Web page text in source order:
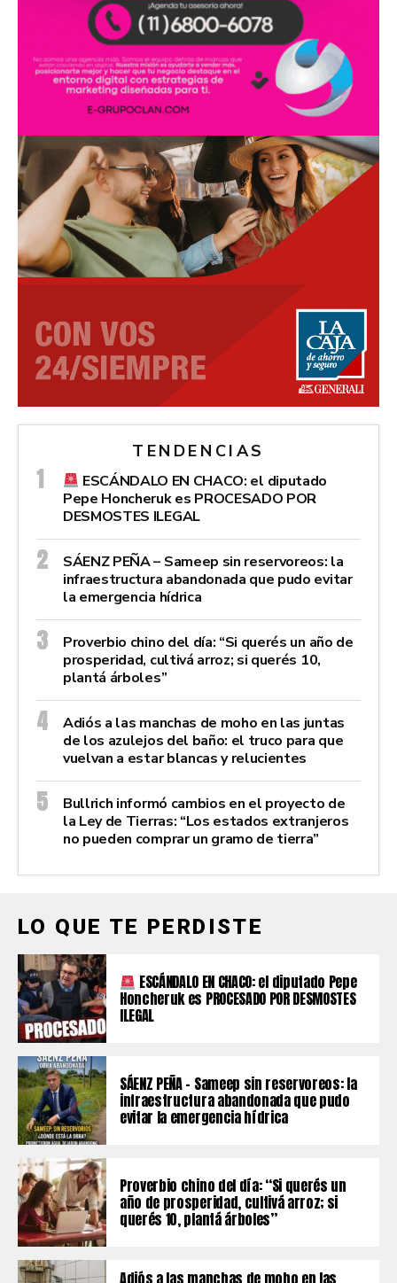
TENDENCIAS
ESCÁNDALO EN CHACO: el diputado
Pepe Honcheruk es PROCESADO POR
DESMOSTES ILEGAL
SÁENZ PEÑA – Sameep sin reservoreos: la
infraestructura abandonada que pudo evitar
la emergencia hídrica
Proverbio chino del día: “Si querés un año de
prosperidad, cultivá arroz; si querés 10,
plantá árboles”
Adiós a las manchas de moho en las juntas
de los azulejos del baño: el truco para que
vuelvan a estar blancas y relucientes
Bullrich informó cambios en el proyecto de
la Ley de Tierras: “Los estados extranjeros
no pueden comprar un gramo de tierra”
LO QUE TE PERDISTE
ESCÁNDALO EN CHACO: el diputado Pepe
Honcheruk es PROCESADO POR DESMOSTES
ILEGAL
SÁENZ PEÑA – Sameep sin reservoreos: la
infraestructura abandonada que pudo
evitar la emergencia hídrica
Proverbio chino del día: “Si querés un
año de prosperidad, cultivá arroz; si
querés 10, plantá árboles”